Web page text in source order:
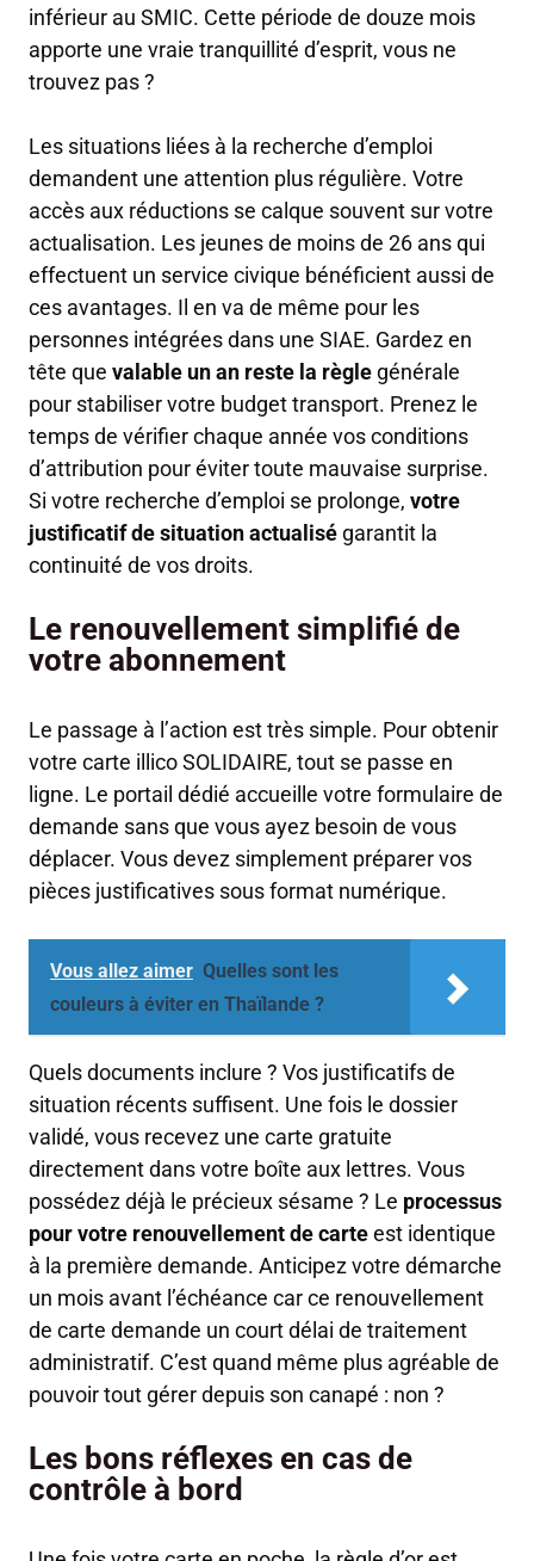
inférieur au SMIC. Cette période de douze mois
apporte une vraie tranquillité d’esprit, vous ne
trouvez pas ?
Les situations liées à la recherche d’emploi
demandent une attention plus régulière. Votre
accès aux réductions se calque souvent sur votre
actualisation. Les jeunes de moins de 26 ans qui
effectuent un service civique bénéficient aussi de
ces avantages. Il en va de même pour les
personnes intégrées dans une SIAE. Gardez en
tête que valable un an reste la règle générale
pour stabiliser votre budget transport. Prenez le
temps de vérifier chaque année vos conditions
d’attribution pour éviter toute mauvaise surprise.
Si votre recherche d’emploi se prolonge, votre
justificatif de situation actualisé garantit la
continuité de vos droits.
Le renouvellement simplifié de
votre abonnement
Le passage à l’action est très simple. Pour obtenir
votre carte illico SOLIDAIRE, tout se passe en
ligne. Le portail dédié accueille votre formulaire de
demande sans que vous ayez besoin de vous
déplacer. Vous devez simplement préparer vos
pièces justificatives sous format numérique.
Vous allez aimer Quelles sont les
couleurs à éviter en Thaïlande ?
Quels documents inclure ? Vos justificatifs de
situation récents suffisent. Une fois le dossier
validé, vous recevez une carte gratuite
directement dans votre boîte aux lettres. Vous
possédez déjà le précieux sésame ? Le processus
pour votre renouvellement de carteest identique
à la première demande. Anticipez votre démarche
un mois avant l’échéance car ce renouvellement
de carte demande un court délai de traitement
administratif. C’est quand même plus agréable de
pouvoir tout gérer depuis son canapé : non ?
Les bons réflexes en cas de
contrôle à bord